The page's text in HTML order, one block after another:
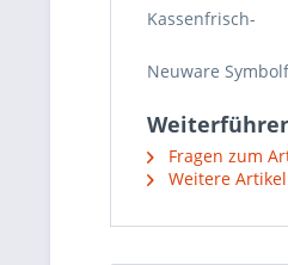
Kassenfrisch-
Neuware
Fragen zum
Weitere